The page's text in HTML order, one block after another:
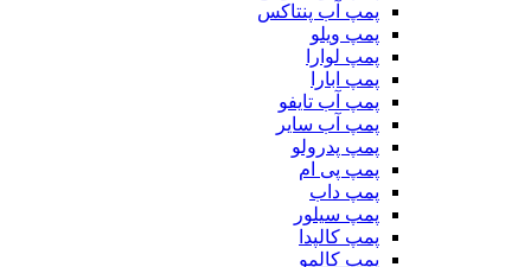
پمپ آب پنتاکس
پمپ ویلو
پمپ لوارا
پمپ ابارا
پمپ آب تایفو
پمپ آب سایر
پمپ پدرولو
پمپ پی ام
پمپ داب
پمپ سیلور
پمپ کالپدا
پمپ کالمو